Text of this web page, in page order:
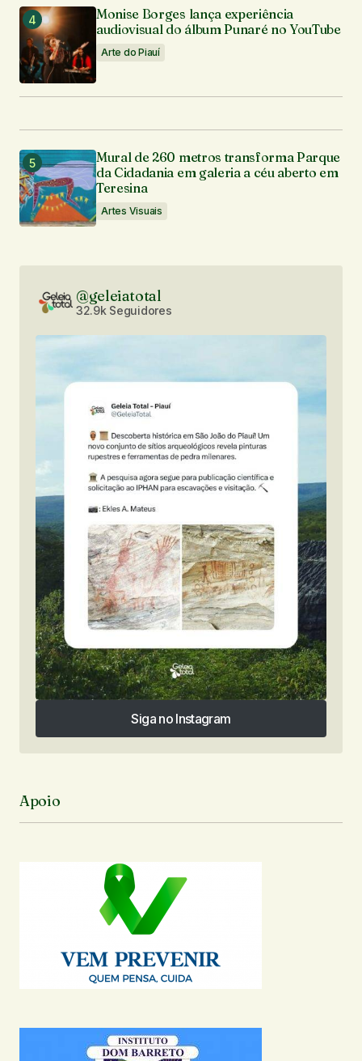
Monise Borges lança experiência
audiovisual do álbum Punaré no YouTube
Arte do Piauí
Mural de 260 metros transforma Parque
da Cidadania em galeria a céu aberto em
Teresina
Artes Visuais
@geleiatotal
32.9k Seguidores
Siga no Instagram
Siga no Instagram
Apoio